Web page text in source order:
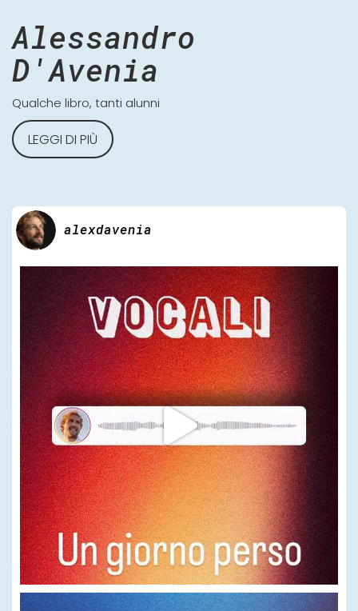
Alessandro
D'Avenia
Qualche libro, tanti alunni
LEGGI DI PIÙ
alexdavenia